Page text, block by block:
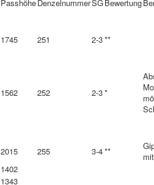
PasshöheDenzelnummerSGBewertung
1745 251 2-3**
1562 252 2-3*
2015 255 3-4**
1402
1343